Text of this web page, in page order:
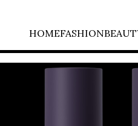
HOMEFASHION